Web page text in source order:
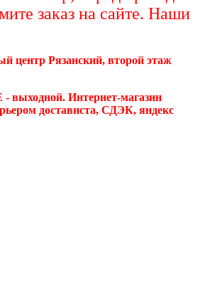
заказ на сайте. Наши
центр Рязанский, второй этаж
Интернет-магазин
достависта, СДЭК, яндекс